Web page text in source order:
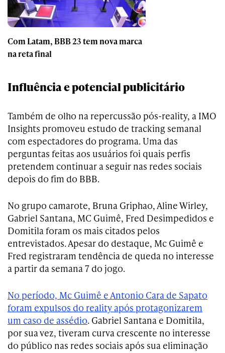
Com Latam, BBB 23 tem nova marca
na reta final
Influência e potencial publicitário
Também de olho na repercussão pós-reality, a IMO
Insights promoveu estudo de tracking semanal
com espectadores do programa. Uma das
perguntas feitas aos usuários foi quais perfis
pretendem continuar a seguir nas redes sociais
depois do fim do BBB.
No grupo camarote, Bruna Griphao, Aline Wirley,
Gabriel Santana, MC Guimê, Fred Desimpedidos e
Domitila foram os mais citados pelos
entrevistados. Apesar do destaque, Mc Guimê e
Fred registraram tendência de queda no interesse
a partir da semana 7 do jogo.
No período, Mc Guimê e Antonio Cara de Sapato
foram expulsos do reality após protagonizarem
um caso de assédio. Gabriel Santana e Domitila,
por sua vez, tiveram curva crescente no interesse
do público nas redes sociais após sua eliminação